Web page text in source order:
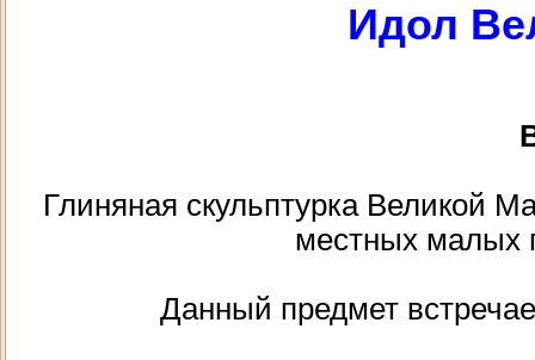
Идол
Глиняная скульптурка Великой
местных малых
Данный предмет